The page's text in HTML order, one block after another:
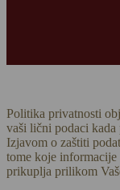
Politika privatnosti
vaši lični podaci kada
Izjavom o zaštiti
tome koje informacije
prikuplja prilikom